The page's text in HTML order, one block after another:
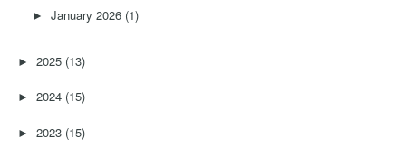
►January 2026 (1)
►2025 (13)
►2024 (15)
►2023 (15)